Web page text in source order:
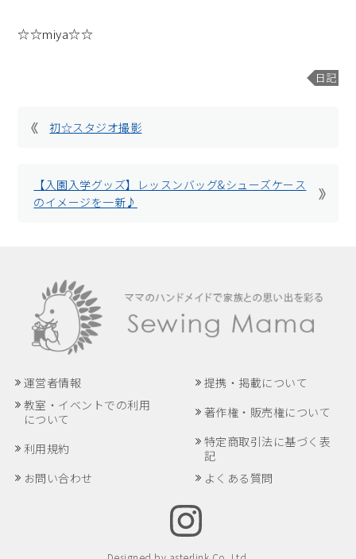
☆☆miya☆☆
日記
初☆スタジオ撮影
【入園入学グッズ】レッスンバッグ&シューズケース
のイメージを一新♪
運営者情報
提携・掲載について
教室・イベントでの利用
について
著作権・販売権について
利用規約
特定商取引法に基づく表
記
お問い合わせ
よくある質問